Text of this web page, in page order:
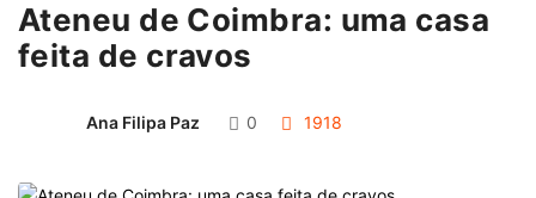
Ateneu de Coimbra: uma casa
feita de cravos
Ana Filipa Paz 0 1918